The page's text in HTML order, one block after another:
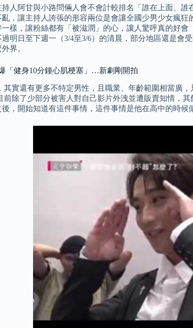
人阿甘與小路問倆人會不會計較排名「誰在上面、
，讓主持人誇張的形容兩位是會讓全國少男少女瘋
樣，讓粉絲都有「被滋潤」的心，讓人驚呼真的好
明日至下週一（3/4至3/6）的清晨，部分地區還是
界。
「健身10分鐘心肌梗塞」…新劇剛開拍
實還有更多不特定男性，且職業、年齡範圍相當廣
除了少部分被害人對自己影片外洩並遭販賣知情，
，開始知道有這件事情，這件事情是他在高中的時候